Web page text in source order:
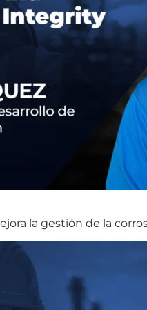
la gestión de la